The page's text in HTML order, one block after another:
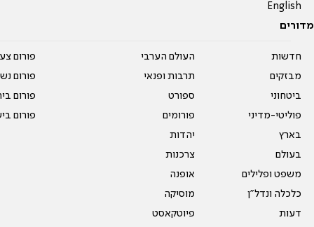
English
מדורים
חדשות
מבזקים
ביטחוני
פוליטי-מדיני
בארץ
בעולם
משפט ופלילים
כלכלה ונדל"ן
דעות
העולם הערבי
תרבות ופנאי
ספורט
פורומים
יהדות
צרכנות
אופנה
מוסיקה
פיוטקאסט
פורום
פורום
פורום
פורום